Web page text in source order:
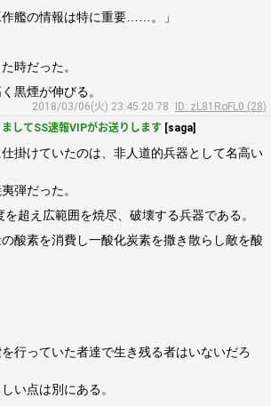
艦の情報は特に重要……。」
時だった。
黒煙が伸びる。
2018/03/06(火) 23:45:20.78
ID: zL81RoFL0 (28)
してSS速報VIPがお送りします [saga]
掛けていたのは、非人道的兵器として名高い
弾だった。
超え広範囲を焼尽、破壊する兵器である。
酸素を消費し一酸化炭素を撒き散らし敵を酸
行っていた者達で生き残る者はいないだろ
い点は別にある。